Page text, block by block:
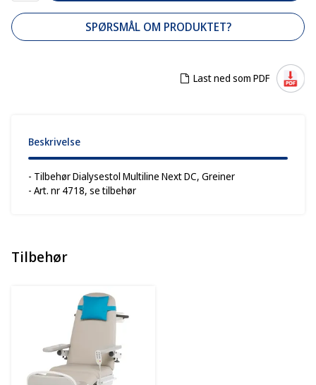
SPØRSMÅL OM PRODUKTET?
Last ned som PDF
Beskrivelse
- Tilbehør Dialysestol Multiline Next DC, Greiner
- Art. nr 4718, se tilbehør
Tilbehør